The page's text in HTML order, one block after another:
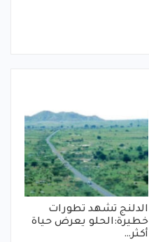
الدلنج تشهد تطورات
خطيرة:الحلو يعرض حياة
أكثر…